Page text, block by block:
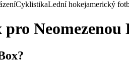
CyklistikaLední hokejamerický
pro